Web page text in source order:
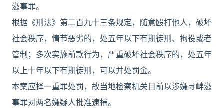
滋事罪。
根据《刑法》第二百九十三条规定，随意殴打他人，破坏
社会秩序，情节恶劣的，处五年以下有期徒刑、拘役或者
管制；多次实施前款行为，严重破坏社会秩序的，处五年
以上十年以下有期徒刑，可以并处罚金。
本案应择一重罪处罚，故当地检察机关目前以涉嫌寻衅滋
事罪对两名嫌疑人批准逮捕。